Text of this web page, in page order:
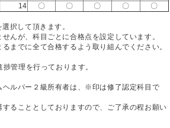
14 〇 〇 〇 〇
〇
択して頂きます。
んが、科目ごとに合格点を設定しています。
までに全て合格するよう取り組んでください。
管理を行っております。
ヘルパー２級所有者は、※印は修了認定科目で
ることとしておりますので、ご了承の程お願い